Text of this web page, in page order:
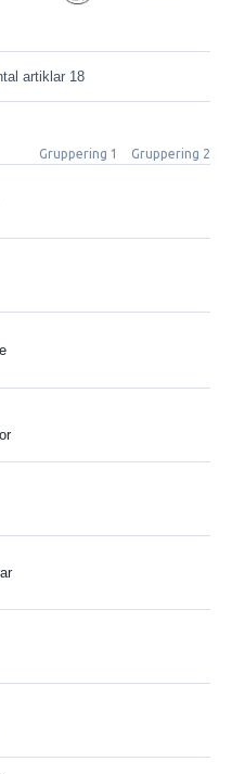
artiklar 18
Gruppering 1 Gruppering 2